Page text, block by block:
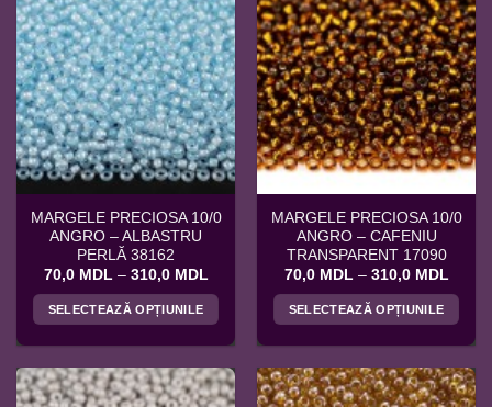
mai
multe
variații.
Opțiunile
pot
fi
alese
în
pagina
produsului.
mai
multe
variații.
Opțiunile
pot
fi
alese
în
pagina
produsului.
MARGELE PRECIOSA 10/0
ANGRO – ALBASTRU
PERLĂ 38162
70,0 MDL – 310,0 MDLInterval
prețuri:
70,0 MDL
la
SELECTEAZĂ OPȚIUNILE
are
MARGELE PRECIOSA 10/0
ANGRO – CAFENIU
TRANSPARENT 17090
70,0 MDL – 310,0 MDL
70,0
la
SELECTEAZĂ OPȚIUNILE
are